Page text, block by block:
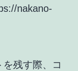
nakano-
残す際、コ